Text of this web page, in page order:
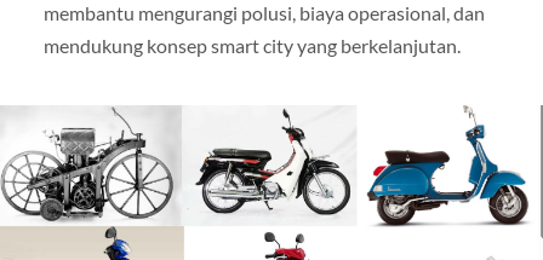
membantu mengurangi polusi, biaya operasional, dan
mendukung konsep smart city yang berkelanjutan.